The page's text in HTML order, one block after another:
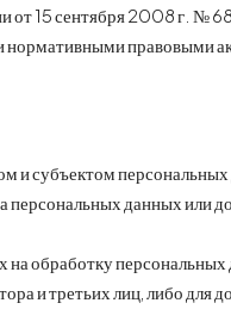
от 15 сентября 2008 г. №
нормативными
субъектом персональных
персональных данных или
на обработку
и третьих лиц, либо